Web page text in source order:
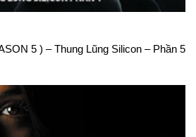
5 ) – Thung Lũng Silicon – Phần 5